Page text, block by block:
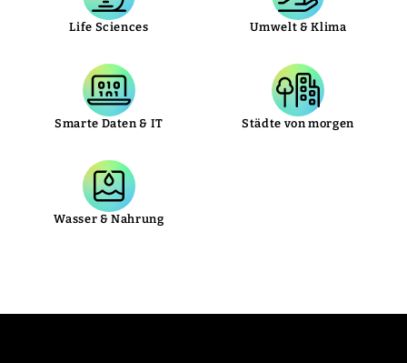
Life Sciences Umwelt & Klima
Smarte Daten & IT Städte von morgen
Wasser & Nahrung